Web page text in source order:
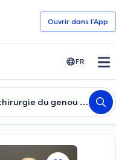
Ouvrir dans l’App
FR
Orthopédiste spécialisé dans la chirurgie du genou et de la traumatologie du sport